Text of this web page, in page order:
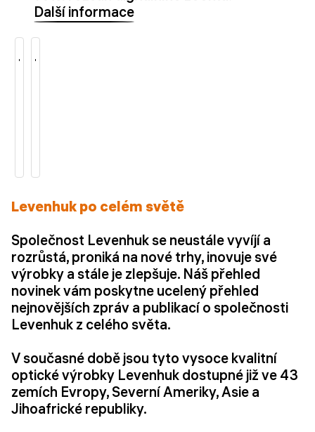
Další informace
Levenhuk po celém světě
Společnost Levenhuk se neustále vyvíjí a
rozrůstá, proniká na nové trhy, inovuje své
výrobky a stále je zlepšuje. Náš přehled
novinek vám poskytne ucelený přehled
nejnovějších zpráv a publikací o společnosti
Levenhuk z celého světa.
V současné době jsou tyto vysoce kvalitní
optické výrobky Levenhuk dostupné již ve 43
zemích Evropy, Severní Ameriky, Asie a
Jihoafrické republiky.